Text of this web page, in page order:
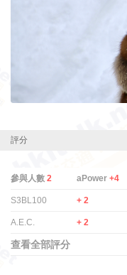
評分
參與人數 2 aPower +4
S3BL100 + 2
A.E.C. + 2
查看全部評分